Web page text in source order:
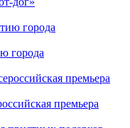
города
премьера